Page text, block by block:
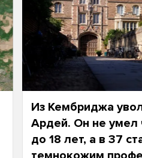
Из Кембриджа
Ардей. Он не умел
до 18 лет, а в 37